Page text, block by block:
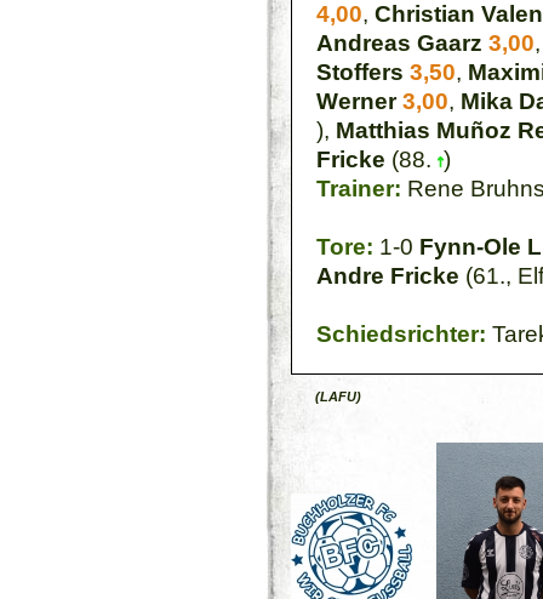
4,00, Christian
Andreas Gaarz 3,00
Stoffers 3,50,
Werner 3,00, Mika
), Matthias Muñoz
Fricke (88. )
Trainer: Rene
Tore: 1-0 Fynn-Ole
Andre Fricke (61.,
Schiedsrichter:
(LAFU)